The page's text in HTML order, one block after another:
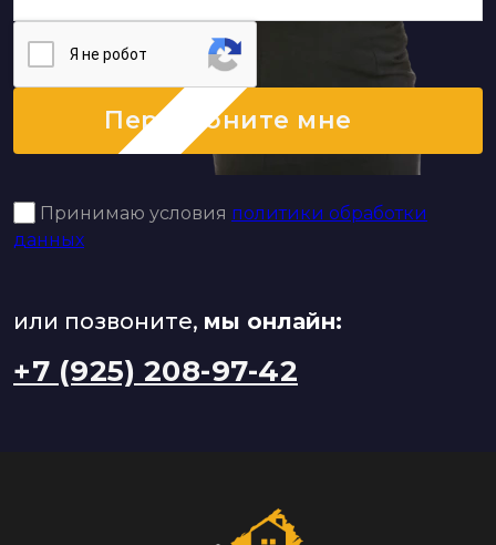
Я нe poбoт
Перезвоните мне
Принимаю условия политики обработки
данных
или позвоните, мы онлайн:
+7 (925) 208-97-42